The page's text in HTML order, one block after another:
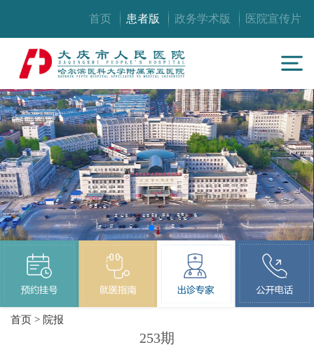
首页 患者版 政务学术版 医院宣传片
首页 > 院报
253期